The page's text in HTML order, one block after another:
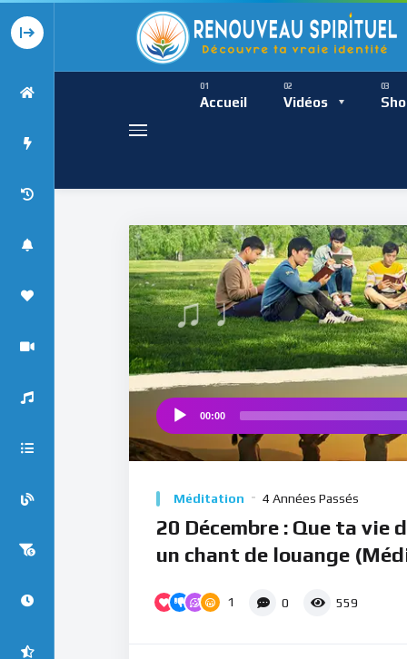
Accueil Vidéos
Présence
Présence
♩
Audio
Player
00:00
Méditation 4 Années Passés
20 Décembre : Que ta vie
un chant de louange
1 0 559